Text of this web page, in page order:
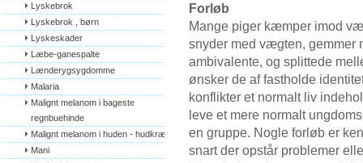
Lyskebrok
Lyskebrok , børn
Lyskeskader
Læbe-ganespalte
Lænderygsygdomme
Malaria
Malignt melanom i bageste
regnbuehinde
Malignt melanom i huden - hudkræft
Mani
Forløb
Mange piger kæmper imod
snyder med vægten, gemmer
ambivalente, og splittede
ønsker de af fastholde
konflikter et normalt liv
leve et mere normalt
en gruppe. Nogle forløb er
snart der opstår problemer